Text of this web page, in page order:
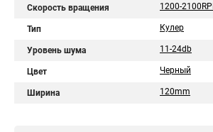
Скорость вращения 1200-
Тип Кулер
Уровень шума 11-24db
Цвет Черный
Ширина 120mm